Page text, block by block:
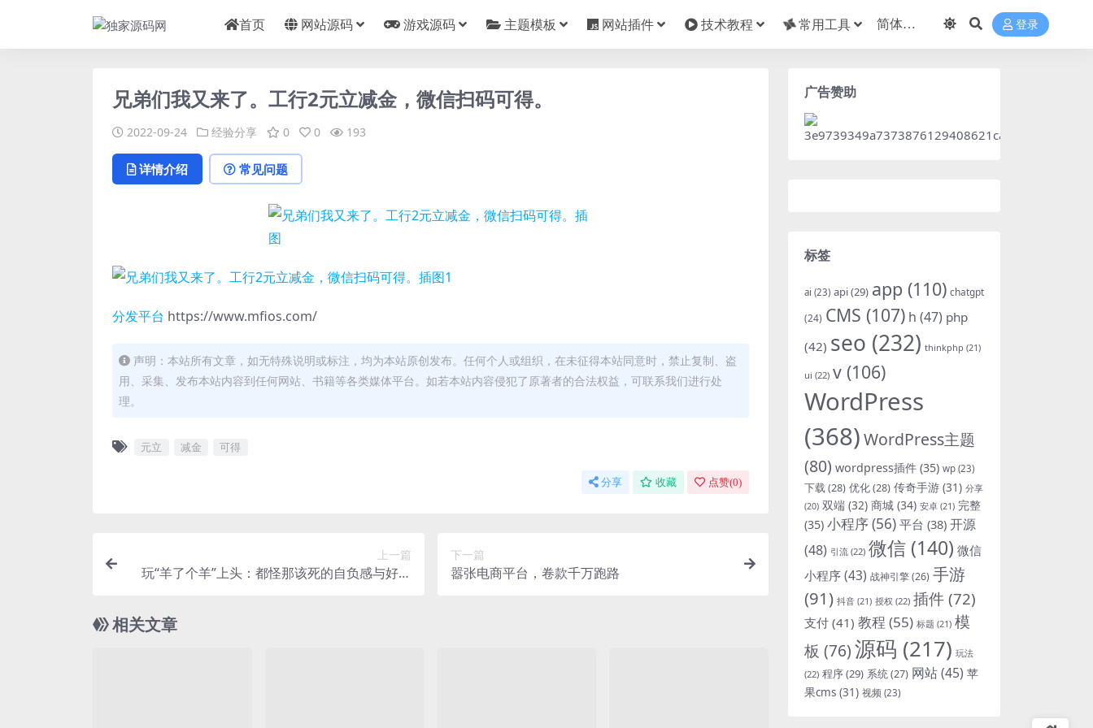
首页 网站源码 游戏源码 主题模板 网站插件 技术教程 常用工具 登录
兄弟们我又来了。工行2元立减金，微信扫码可得。
2022-09-24 经验分享 0 0 193
详情介绍 常见问题
分发平台 https://www.mfios.com/
声明：本站所有文章，如无特殊说明或标注，均为本站原创发布。任何个人或组织，在未征得本站同意时，禁止复制、盗
用、采集、发布本站内容到任何网站、书籍等各类媒体平台。如若本站内容侵犯了原著者的合法权益，可联系我们进行处
理。
元立 减金 可得
分享 收藏 点赞(0)
上一篇
玩“羊了个羊”上头：都怪那该死的自负感与好胜
下一篇
嚣张电商平台，卷款千万跑路
相关文章
广告赞助
标签
ai (23) api(29) app (110) chatgpt
(24) CMS (107) h (47) php
(42) seo (232) thinkphp (21)
ui (22) v (106)
WordPress
(368)WordPress主题
(80) wordpress插件 (35) wp (23)
下载(28) 优化(28) 传奇手游 (31) 分享
(20) 双端 (32) 商城 (34) 安卓 (21) 完整
(35) 小程序(56) 平台 (38) 开源
(48) 引流 (22) 微信 (140) 微信
小程序(43) 战神引擎(26) 手游
(91) 抖音 (21) 授权 (22) 插件 (72)
支付 (41) 教程 (55) 标题 (21) 模
板 (76)源码 (217) 玩法
(22) 程序(29) 系统(27) 网站(45) 苹
果cms (31) 视频 (23)